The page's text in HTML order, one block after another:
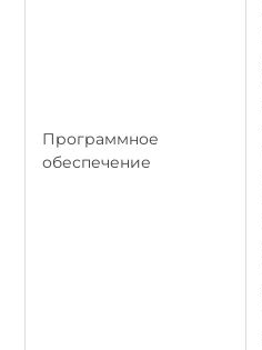
Программное
обеспечение